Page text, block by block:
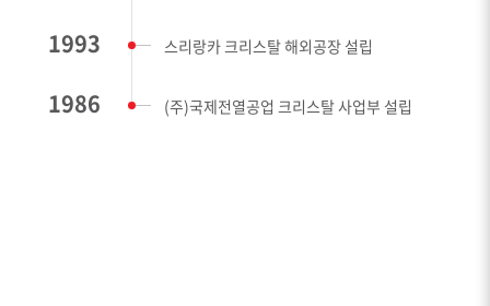
1993 스리랑카 크리스탈 해외공장 설립
1986 (주)국제전열공업 크리스탈 사업부 설립